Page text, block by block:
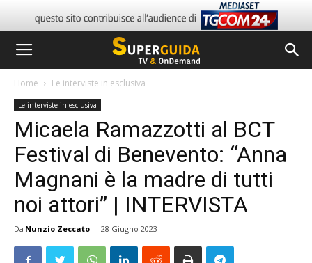
Home Le interviste in esclusiva
Le interviste in esclusiva
Micaela Ramazzotti al BCT
Festival di Benevento: “Anna
Magnani è la madre di tutti
noi attori” | INTERVISTA
Da Nunzio Zeccato - 28 Giugno 2023